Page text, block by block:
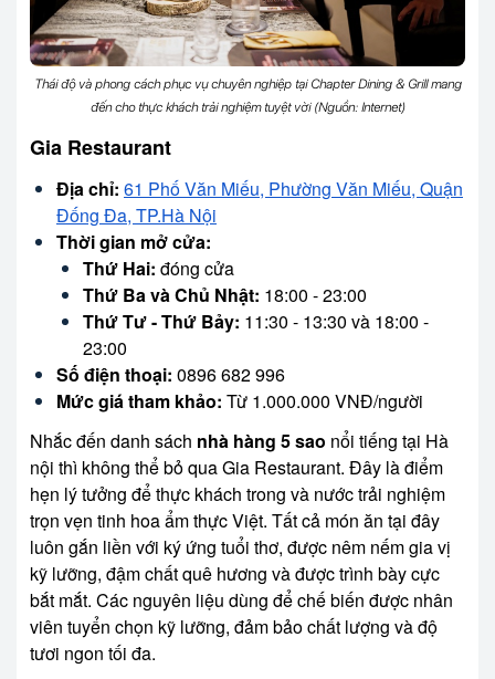
Thái độ và phong cách phục vụ chuyên nghiệp tại Chapter Dining & Grill mang
đến cho thực khách trải nghiệm tuyệt vời (Nguồn: Internet)
Gia Restaurant
Địa chỉ: 61 Phố Văn Miếu, Phường Văn Miếu, Quận
Đống Đa, TP.Hà Nội
Thời gian mở cửa:
Thứ Hai: đóng cửa
Thứ Ba và Chủ Nhật: 18:00 - 23:00
Thứ Tư - Thứ Bảy: 11:30 - 13:30 và 18:00 -
23:00
Số điện thoại: 0896 682 996
Mức giá tham khảo: Từ 1.000.000 VNĐ/người
Nhắc đến danh sách nhà hàng 5 sao nổi tiếng tại Hà
nội thì không thể bỏ qua Gia Restaurant. Đây là điểm
hẹn lý tưởng để thực khách trong và nước trải nghiệm
trọn vẹn tinh hoa ẩm thực Việt. Tất cả món ăn tại đây
luôn gắn liền với ký ứng tuổi thơ, được nêm nếm gia vị
kỹ lưỡng, đậm chất quê hương và được trình bày cực
bắt mắt. Các nguyên liệu dùng để chế biến được nhân
viên tuyển chọn kỹ lưỡng, đảm bảo chất lượng và độ
tươi ngon tối đa.